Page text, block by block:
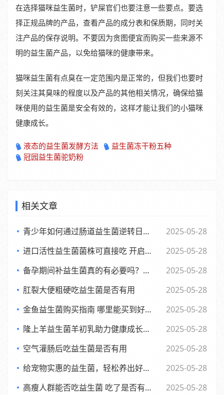
在选择猫咪益生菌时，铲屎官们也要注意一些要点。要选
择正规品牌的产品，查看产品的成分表和保质期，同时关
注产品的保存说明。不要因为贪图便宜而购买一些来源不
明的益生菌产品，以免给猫咪的健康带来。
猫咪益生菌有点臭在一定范围内是正常的，但我们也要时
刻关注其臭味的程度以及产品的其他相关情况，确保给猫
咪使用的益生菌是安全有效的，这样才能让我们的小猫咪
健康成长。
液态的益生菌发酵方法
益生菌冻干粉五种
冠园益生菌驼奶粉
相关文章
青少年如何通过肠道益生菌逆转日常倦怠，活力满满每一天
2025-05-28
进口活性益生菌菌株可直接吃 开启健康新体验
2025-05-28
备孕期间补益生菌真的有必要吗？了解背后的和科学依据
2025-05-28
肛裂大便粗硬吃益生菌是否有用
2025-05-28
金鱼益生菌购买指南 哪里能买到好用又实惠的金鱼益生菌
2025-05-28
隆上羊益生菌羊初乳助力健康成长的全新探索与应用
2025-05-28
空气灌肠后吃益生菌是否有用
2025-05-28
给宠物实惠的益生菌，轻松养出好肚子，赶快来看看吧
2025-05-28
高瘦人群能否吃益生菌 吃了是否有效果
2025-05-28